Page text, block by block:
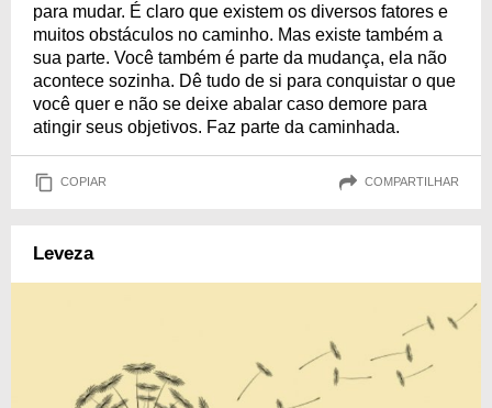
para mudar. É claro que existem os diversos fatores e
muitos obstáculos no caminho. Mas existe também a
sua parte. Você também é parte da mudança, ela não
acontece sozinha. Dê tudo de si para conquistar o que
você quer e não se deixe abalar caso demore para
atingir seus objetivos. Faz parte da caminhada.
COPIAR COMPARTILHAR
Leveza